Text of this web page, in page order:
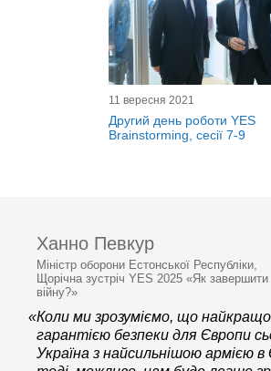
11 вересня 2021
Другий день роботи YES
Brainstorming, сесії 7-9
Ханно Певкур
Міністр оборони Естонської Республіки,
Щорічна зустріч YES 2025 «Як завершити
війну?»
«Коли ми зрозуміємо, що
гарантією безпеки для Європи
Україна з найсильнішою армією в